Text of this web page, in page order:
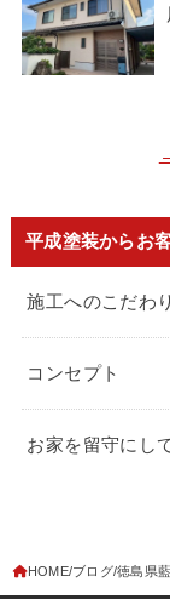
平成塗装からお
施工へのこだわり
コンセプト
お家を留守にし
HOME ブログ 徳島県